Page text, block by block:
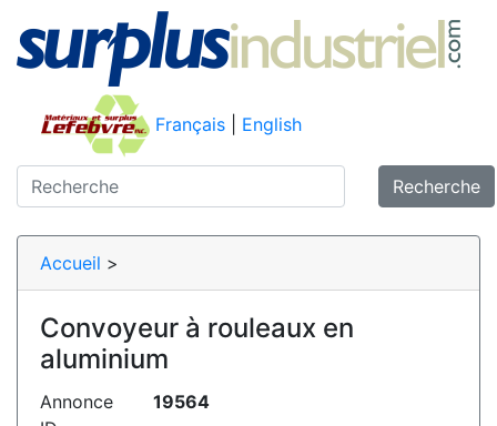
Français English
Recherche
Accueil >
Convoyeur à rouleaux en
aluminium
Annonce
19564